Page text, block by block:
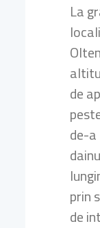
La
de
de-
prin
de